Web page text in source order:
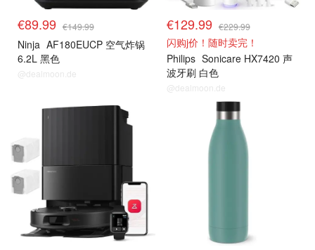
€89.99 €149.99
Ninja AF180EUCP 空气炸锅
6.2L 黑色
@dealmoon.de
€129.99 €229.99
闪购j价！随时卖完！
Philips Sonicare HX7420 声
波牙刷 白色
@dealmoon.de